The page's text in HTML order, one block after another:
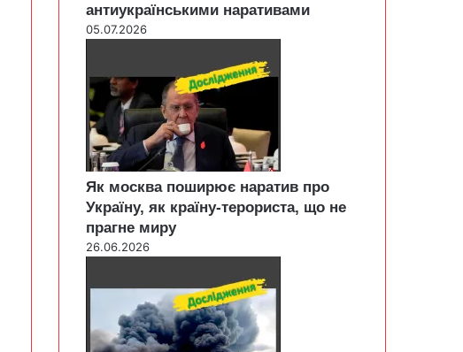
антиукраїнськими наративами
05.07.2026
Як москва поширює наратив про
Україну, як країну-терориста, що не
прагне миру
26.06.2026